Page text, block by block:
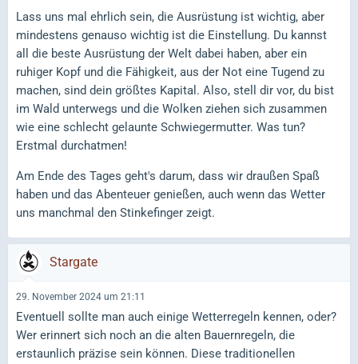
Lass uns mal ehrlich sein, die Ausrüstung ist wichtig, aber
mindestens genauso wichtig ist die Einstellung. Du kannst
all die beste Ausrüstung der Welt dabei haben, aber ein
ruhiger Kopf und die Fähigkeit, aus der Not eine Tugend zu
machen, sind dein größtes Kapital. Also, stell dir vor, du bist
im Wald unterwegs und die Wolken ziehen sich zusammen
wie eine schlecht gelaunte Schwiegermutter. Was tun?
Erstmal durchatmen!
Am Ende des Tages geht's darum, dass wir draußen Spaß
haben und das Abenteuer genießen, auch wenn das Wetter
uns manchmal den Stinkefinger zeigt.
Stargate
29. November 2024 um 21:11
Eventuell sollte man auch einige Wetterregeln kennen, oder?
Wer erinnert sich noch an die alten Bauernregeln, die
erstaunlich präzise sein können. Diese traditionellen